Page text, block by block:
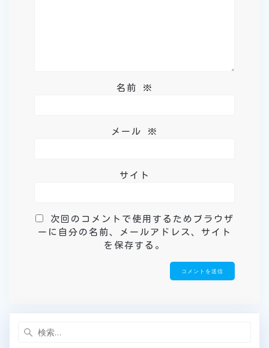
名前 ※
メール ※
サイト
次回のコメントで使用するためブラウザ
ーに自分の名前、メールアドレス、サイト
を保存する。